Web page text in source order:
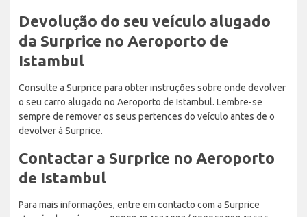
Devolução do seu veículo alugado
da Surprice no Aeroporto de
Istambul
Consulte a Surprice para obter instruções sobre onde devolver
o seu carro alugado no Aeroporto de Istambul. Lembre-se
sempre de remover os seus pertences do veículo antes de o
devolver à Surprice.
Contactar a Surprice no Aeroporto
de Istambul
Para mais informações, entre em contacto com a Surprice